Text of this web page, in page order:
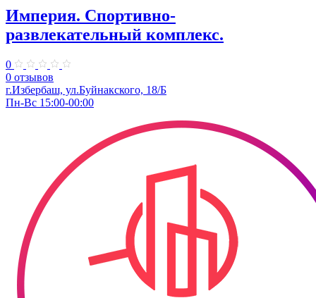
Империя. Спортивно-
развлекательный комплекс.
0
0 отзывов
г.Избербаш, ул.Буйнакского, 18/Б
Пн-Вс 15:00-00:00